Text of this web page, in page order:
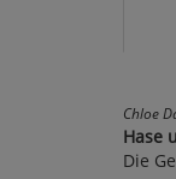
Chloe
Hase
Die